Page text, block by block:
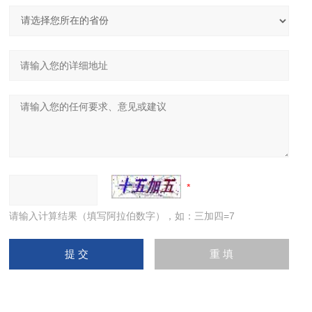
请输入计算结果（填写阿拉伯数字），如：三加四=7